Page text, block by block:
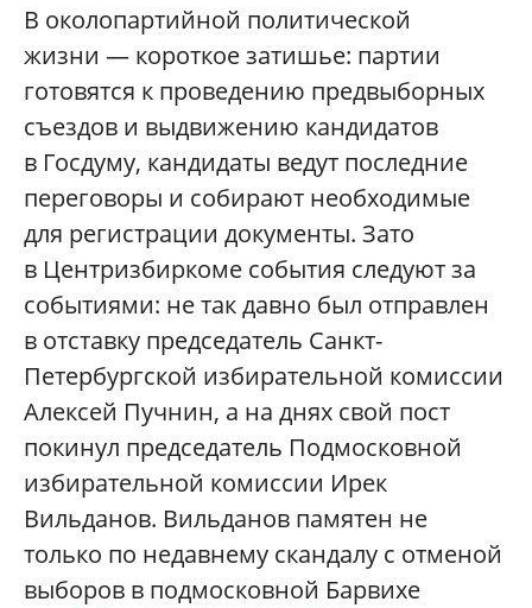
В околопартийной политической
жизни — короткое затишье: партии
готовятся к проведению предвыборных
съездов и выдвижению кандидатов
в Госдуму, кандидаты ведут последние
переговоры и собирают необходимые
для регистрации документы. Зато
в Центризбиркоме события следуют за
событиями: не так давно был отправлен
в отставку председатель Санкт-
Петербургской избирательной комиссии
Алексей Пучнин, а на днях свой пост
покинул председатель Подмосковной
избирательной комиссии Ирек
Вильданов. Вильданов памятен не
только по недавнему скандалу с отменой
выборов в подмосковной Барвихе